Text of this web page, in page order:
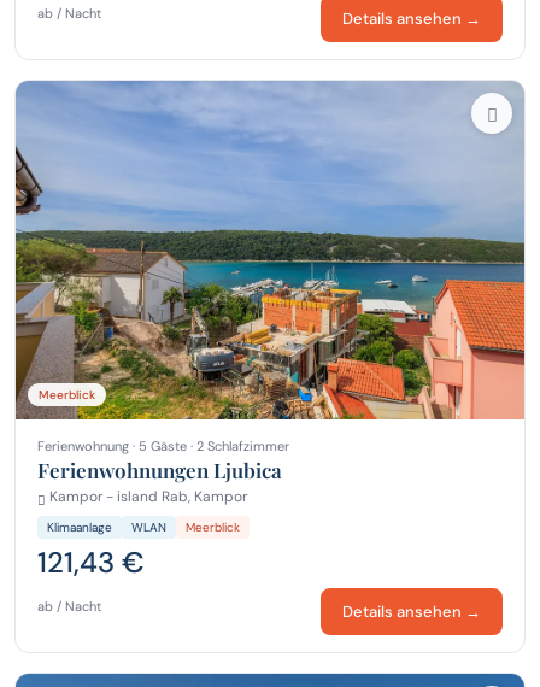
ab / Nacht Details ansehen →
Meerblick
Ferienwohnung · 5 Gäste · 2 Schlafzimmer
Ferienwohnungen Ljubica
Kampor - island Rab, Kampor
Klimaanlage WLAN Meerblick
121,43 €
ab / Nacht Details ansehen →